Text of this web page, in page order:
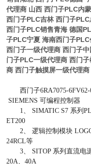
代理商 山西 西门子PLC内
西门子PLC吉林 西门子
西门子PLC销售青海 德国
子PLC宁夏 海南西门子
西门子一级代理商 西门子
门子PLC一级代理商 西门
商 西门子触摸屏一级代理
西门子6RA7075-
SIEMENS 可编程控制器
1、 SIMATIC S7 系列PLC
ET200
2、 逻辑控制模块 LOGO
24RCL等
3、 SITOP 系列直流电源
20A、40A